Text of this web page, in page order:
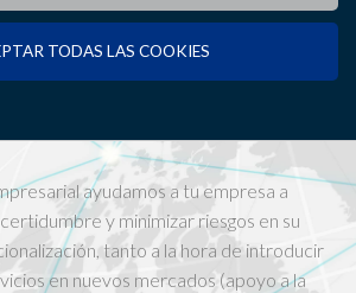
TODAS LAS COOKIES
éxito para la
de tu
ayudamos a tu empresa a
y minimizar riesgos en su
tanto a la hora de introducir
en nuevos mercados (apoyo a la